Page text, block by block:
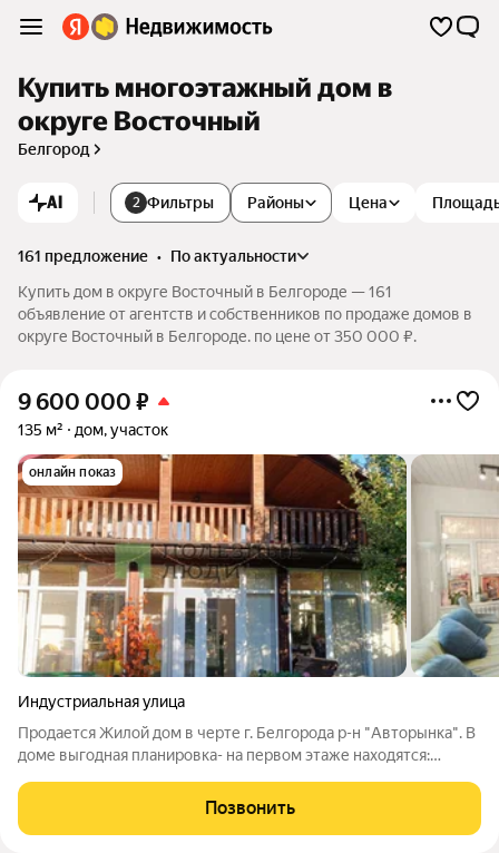
Купить многоэтажный дом в
округе Восточный
Белгород
AI 2 Фильтры Цена
Районы
161 предложение •
по актуальности
Купить дом в округе Восточный в Белгороде — 161
объявление от агентств и собственников по продаже домов в
округе Восточный в Белгороде. по цене от 350 000 ₽.
9 600 000 ₽
135 м² дом, участок
онлайн показ
Индустриальная улица
Продается Жилой дом в черте г. Белгорода р-н "Авторынка". В
доме выгодная планировка- на первом этаже находятся:
санузла, веранда с выходом на земельный участок; второй
этаж оборудован с
Позвонить